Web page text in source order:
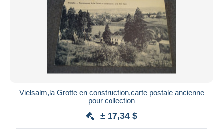
Vielsalm,la Grotte en construction,carte postale ancienne
pour collection
± 17,34 $